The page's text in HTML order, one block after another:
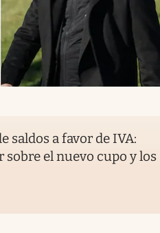
saldos a favor de IVA:
sobre el nuevo cupo y los